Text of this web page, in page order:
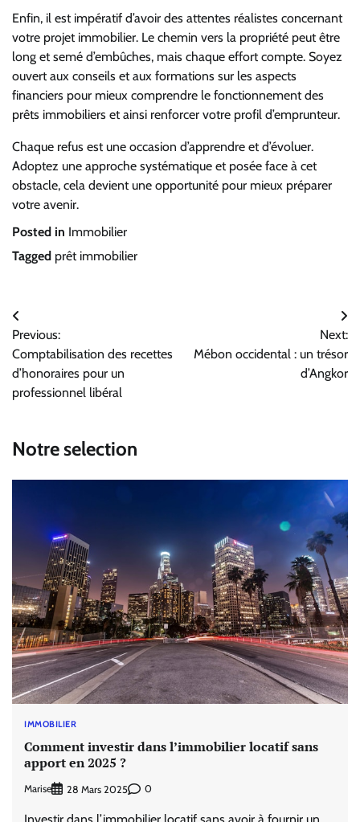
Enfin, il est impératif d’avoir des attentes réalistes concernant
votre projet immobilier. Le chemin vers la propriété peut être
long et semé d’embûches, mais chaque effort compte. Soyez
ouvert aux conseils et aux formations sur les aspects
financiers pour mieux comprendre le fonctionnement des
prêts immobiliers et ainsi renforcer votre profil d’emprunteur.
Chaque refus est une occasion d’apprendre et d’évoluer.
Adoptez une approche systématique et posée face à cet
obstacle, cela devient une opportunité pour mieux préparer
votre avenir.
Posted in Immobilier
Tagged prêt immobilier
Navigation
de
l’article
Previous:
Comptabilisation des recettes
d’honoraires pour un
professionnel libéral
Next:
Mébon occidental : un trésor
d’Angkor
Notre selection
IMMOBILIER
Comment investir dans l’immobilier locatif sans
apport en 2025 ?
Marise 28 Mars 2025 0